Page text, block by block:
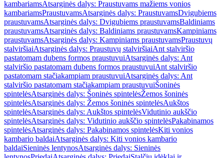
kambariamsAtsarginės dalys: Praustuvams mažiems vonios
kambariamsPraustuvamsAtsarginės dalys: PraustuvamsDvigubiems
praustuvamsAtsarginės dalys: Dvigubiems praustuvamsBaldiniams
praustuvamsAtsarginės dalys: Baldiniams praustuvamsKampiniams
praustuvamsAtsarginės dalys: Kampiniams praustuvamsPraustuvų
stalviršiaiAtsarginės dalys: Praustuvų stalviršiaiAnt stalviršio
pastatomam dubens formos praustuvuiAtsarginės dalys: Ant
stalviršio pastatomam dubens formos praustuvuiAnt stalviršio
pastatomam stačiakampiam praustuvuiAtsarginės dalys: Ant
stalviršio pastatomam stačiakampiam praustuvuiŠoninės
spintelėsAtsarginės dalys: Šoninės spintelėsŽemos šoninės
spintelėsAtsarginės dalys: Žemos šoninės spintelėsAukštos
spintelėsAtsarginės dalys: Aukštos spintelėsVidutinio aukščio
spintelėsAtsarginės dalys: Vidutinio aukščio spintelėsPakabinamos
spintelėsAtsarginės dalys: Pakabinamos spintelėsKiti vonios
kambario baldaiAtsarginės dalys: Kiti vonios kambario
baldaiSieninės lentynosAtsarginės dalys: Sieninės